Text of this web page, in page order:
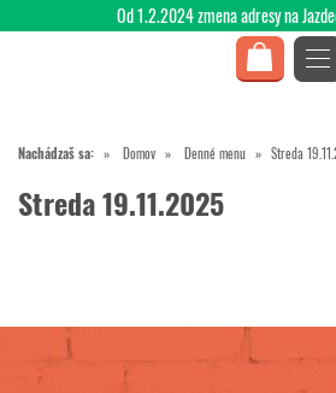
Nachádzaš sa: Domov Denné menu Streda
Streda 19.11.2025
Od 1.2.2024 zmena adresy na